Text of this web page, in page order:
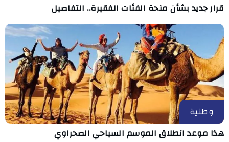
قرار جديد بشأن منحة الفئات الفقيرة.. التفاصيل
وطنية
هذا موعد انطلاق الموسم السياحي الصحراوي